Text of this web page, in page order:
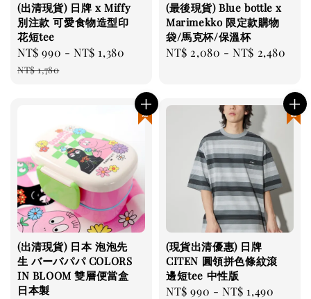
(出清現貨) 日牌 x Miffy
別注款 可愛食物造型印
花短tee
Sale
price
NT$ 990 -NT$ 1,380
Regular
NT$ 1,780
(最後現貨) Blue bottle x
Marimekko 限定款購物
袋/馬克杯/保溫杯
Regular
NT$ 2,080 -NT$ 2,480
(出清現貨) 日本 泡泡先
生 バーバパパ COLORS
IN BLOOM 雙層便當盒
日本製
(現貨出清優惠) 日牌
CITEN 圓領拼色條紋滾
邊短tee 中性版
Sale
NT$ 990 -NT$ 1,490